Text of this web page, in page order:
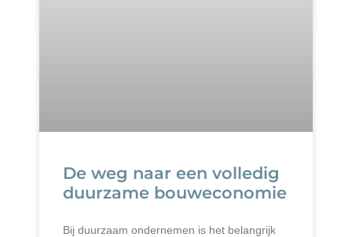
De weg naar een volledig
duurzame bouweconomie
Bij duurzaam ondernemen is het belangrijk